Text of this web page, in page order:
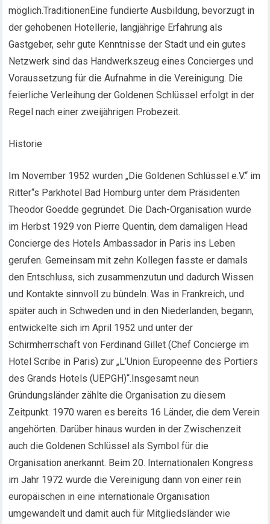
möglich.TraditionenEine fundierte Ausbildung, bevorzugt in
der gehobenen Hotellerie, langjährige Erfahrung als
Gastgeber, sehr gute Kenntnisse der Stadt und ein gutes
Netzwerk sind das Handwerkszeug eines Concierges und
Voraussetzung für die Aufnahme in die Vereinigung. Die
feierliche Verleihung der Goldenen Schlüssel erfolgt in der
Regel nach einer zweijährigen Probezeit.
Historie
Im November 1952 wurden „Die Goldenen Schlüssel e.V.“ im
Ritter“s Parkhotel Bad Homburg unter dem Präsidenten
Theodor Goedde gegründet. Die Dach-Organisation wurde
im Herbst 1929 von Pierre Quentin, dem damaligen Head
Concierge des Hotels Ambassador in Paris ins Leben
gerufen. Gemeinsam mit zehn Kollegen fasste er damals
den Entschluss, sich zusammenzutun und dadurch Wissen
und Kontakte sinnvoll zu bündeln. Was in Frankreich, und
später auch in Schweden und in den Niederlanden, begann,
entwickelte sich im April 1952 und unter der
Schirmherrschaft von Ferdinand Gillet (Chef Concierge im
Hotel Scribe in Paris) zur „L’Union Europeenne des Portiers
des Grands Hotels (UEPGH)“.Insgesamt neun
Gründungsländer zählte die Organisation zu diesem
Zeitpunkt. 1970 waren es bereits 16 Länder, die dem Verein
angehörten. Darüber hinaus wurden in der Zwischenzeit
auch die Goldenen Schlüssel als Symbol für die
Organisation anerkannt. Beim 20. Internationalen Kongress
im Jahr 1972 wurde die Vereinigung dann von einer rein
europäischen in eine internationale Organisation
umgewandelt und damit auch für Mitgliedsländer wie